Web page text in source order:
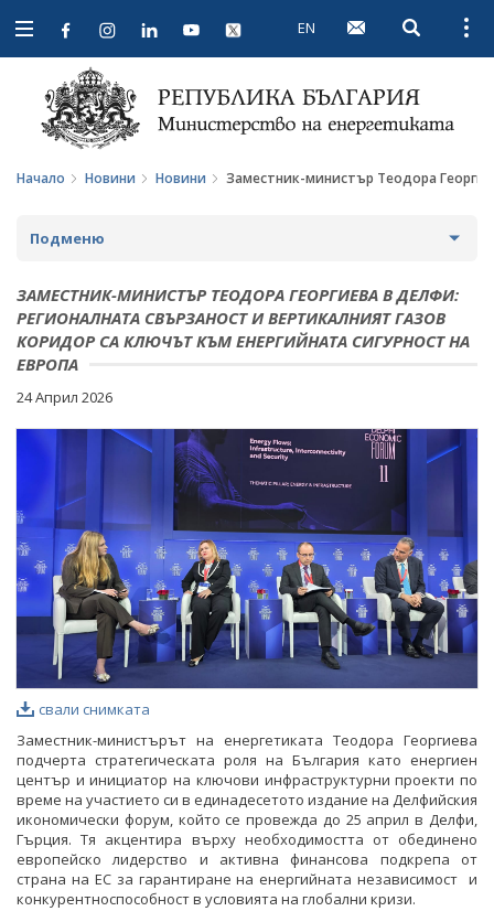
Open
navigation
EN Open
Начало Новини Новини Заместник-министър Теодора
Подменю
НОВИНИ
ПРЕДСТОЯЩИ СЪБИТИЯ
ЗА ОБЩЕСТВЕНО ОБСЪЖДАНЕ
ПРОЕКТИ ЗА ОБЩЕСТВЕНО ОБСЪЖДАНЕ
ЗАВЪРШИЛИ ПРОЦЕДУРИ ЗА ОБЩЕСТВЕНО
ОБСЪЖДАНЕ
ИНТЕРВЮТА
ПАРЛАМЕНТАРЕН КОНТРОЛ
ФОТОГАЛЕРИЯ
ВИДЕОГАЛЕРИЯ
ЗАМЕСТНИК-МИНИСТЪР ТЕОДОРА ГЕОРГИЕВА В ДЕЛФИ:
РЕГИОНАЛНАТА СВЪРЗАНОСТ И ВЕРТИКАЛНИЯТ ГАЗОВ
КОРИДОР СА КЛЮЧЪТ КЪМ ЕНЕРГИЙНАТА СИГУРНОСТ НА
ЕВРОПА
24 Април 2026
свали снимката
Заместник-министърът на енергетиката Теодора Георгиева
подчерта стратегическата роля на България като енергиен
център и инициатор на ключови инфраструктурни проекти по
време на участието си в единадесетото издание на Делфийския
икономически форум, който се провежда до 25 април в Делфи,
Гърция. Тя акцентира върху необходимостта от обединено
европейско лидерство и активна финансова подкрепа от
страна на ЕС за гарантиране на енергийната независимост и
конкурентноспособност в условията на глобални кризи.